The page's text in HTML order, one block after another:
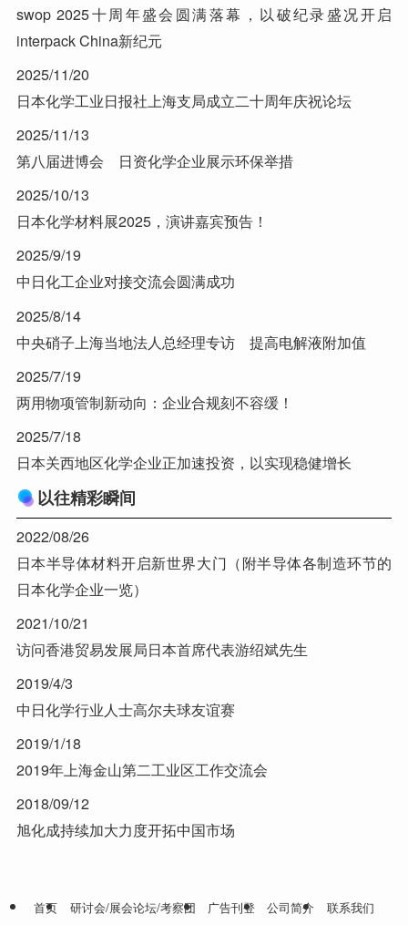
swop 2025十周年盛会圆满落幕，以破纪录盛况开启
interpack China新纪元
2025/11/20
日本化学工业日报社上海支局成立二十周年庆祝论坛
2025/11/13
第八届进博会 日资化学企业展示环保举措
2025/10/13
日本化学材料展2025，演讲嘉宾预告！
2025/9/19
中日化工企业对接交流会圆满成功
2025/8/14
中央硝子上海当地法人总经理专访 提高电解液附加值
2025/7/19
两用物项管制新动向：企业合规刻不容缓！
2025/7/18
日本关西地区化学企业正加速投资，以实现稳健增长
以往精彩瞬间
2022/08/26
日本半导体材料开启新世界大门（附半导体各制造环节的
日本化学企业一览）
2021/10/21
访问香港贸易发展局日本首席代表游绍斌先生
2019/4/3
中日化学行业人士高尔夫球友谊赛
2019/1/18
2019年上海金山第二工业区工作交流会
2018/09/12
旭化成持续加大力度开拓中国市场
首页 研讨会/展会论坛/考察团 广告刊登 公司简介
联系我们